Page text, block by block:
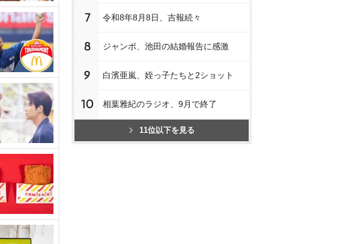
7 令和8年8月8日、吉報続々
8 ジャンボ、池田の結婚報告に感激
9 白濱亜嵐、姪っ子たちと2ショット
10 相葉雅紀のラジオ、9月で終了
11位以下を見る